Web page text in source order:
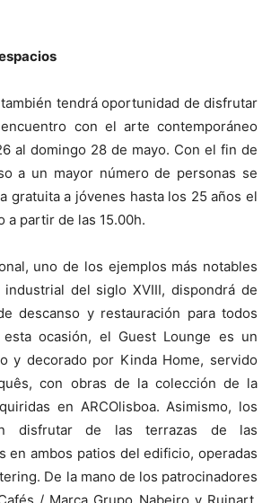
tendrá oportunidad de disfrutar
con el arte contemporáneo
al domingo 28 de mayo. Con el fin de
a un mayor número de personas se
gratuita a jóvenes hasta los 25 años el
a partir de las 15.00h.
uno de los ejemplos más notables
del siglo XVIII, dispondrá de
descanso y restauración para todos
ocasión, el Guest Lounge es un
y decorado por Kinda Home, servido
con obras de la colección de la
en ARCOlisboa. Asimismo, los
disfrutar de las terrazas de las
en ambos patios del edificio, operadas
De la mano de los patrocinadores